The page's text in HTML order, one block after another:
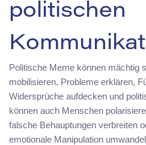
politischen
Politische Meme können mächtig
mobilisieren, Probleme erklären,
Widersprüche aufdecken und
können auch Menschen
falsche Behauptungen verbreiten
emotionale Manipulation